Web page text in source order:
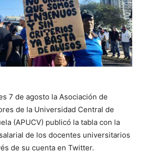
7 de agosto la Asociación de
de la Universidad Central de
(APUCV) publicó la tabla con la
de los docentes universitarios
de su cuenta en Twitter.